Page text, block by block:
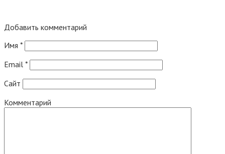
Добавить комментарий
Имя *
Email *
Сайт
Комментарий